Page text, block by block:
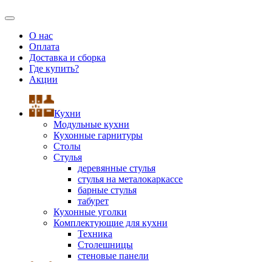
О нас
Оплата
Доставка и сборка
Где купить?
Акции
Кухни
Модульные кухни
Кухонные гарнитуры
Столы
Стулья
деревянные стулья
стулья на металокаркассе
барные стулья
табурет
Кухонные уголки
Комплектующие для кухни
Техника
Столешницы
стеновые панели